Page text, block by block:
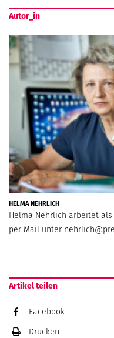
Autor_in
HELMA NEHRLICH
Helma Nehrlich arbeitet
per Mail unter
Artikel teilen
Facebook
Drucken